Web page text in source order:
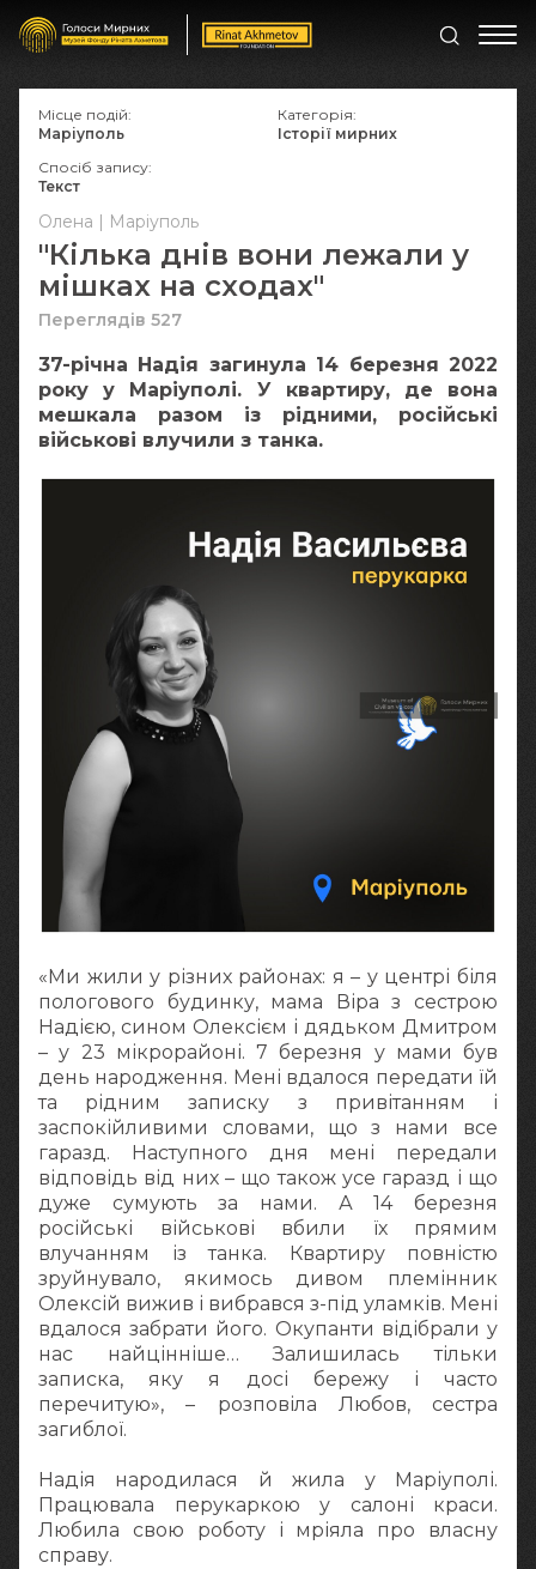
Олена | Маріуполь
"Кілька днів вони лежали у
мішках на сходах"
Переглядів 527
37-річна Надія загинула 14 березня 2022
року у Маріуполі. У квартиру, де вона
мешкала разом із рідними, російські
військові влучили з танка.
«Ми жили у різних районах: я – у центрі біля
пологового будинку, мама Віра з сестрою
Надією, сином Олексієм і дядьком Дмитром
– у 23 мікрорайоні. 7 березня у мами був
день народження. Мені вдалося передати їй
та рідним записку з привітанням і
заспокійливими словами, що з нами все
гаразд. Наступного дня мені передали
відповідь від них – що також усе гаразд і що
дуже сумують за нами. А 14 березня
російські військові вбили їх прямим
влучанням із танка. Квартиру повністю
зруйнувало, якимось дивом племінник
Олексій вижив і вибрався з-під уламків. Мені
вдалося забрати його. Окупанти відібрали у
нас найцінніше… Залишилась тільки
записка, яку я досі бережу і часто
перечитую», – розповіла Любов, сестра
загиблої.
Надія народилася й жила у Маріуполі.
Працювала перукаркою у салоні краси.
Любила свою роботу і мріяла про власну
справу.
Місце подій:
Маріуполь
Категорія:
Історії мирних
Спосіб запису:
Текст